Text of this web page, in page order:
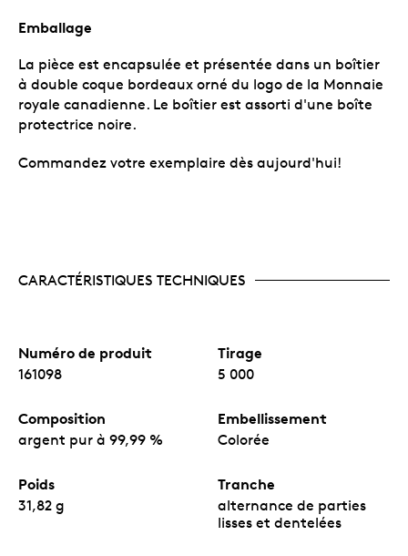
Emballage
La pièce est encapsulée et présentée dans un boîtier
à double coque bordeaux orné du logo de la Monnaie
royale canadienne. Le boîtier est assorti d'une boîte
protectrice noire.
Commandez votre exemplaire dès aujourd'hui!
CARACTÉRISTIQUES TECHNIQUES
Numéro de produit
161098
Tirage
5 000
Composition
argent pur à 99,99 %
Embellissement
Colorée
Poids
31,82 g
Tranche
alternance de parties
lisses et dentelées